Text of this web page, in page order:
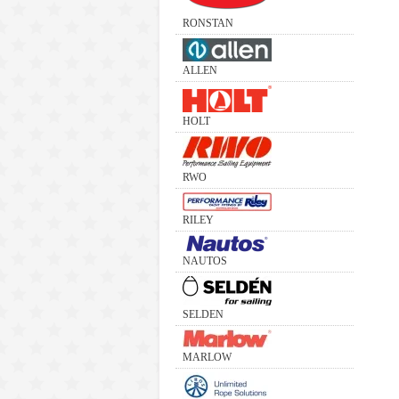
RONSTAN
ALLEN
HOLT
RWO
RILEY
NAUTOS
SELDEN
MARLOW